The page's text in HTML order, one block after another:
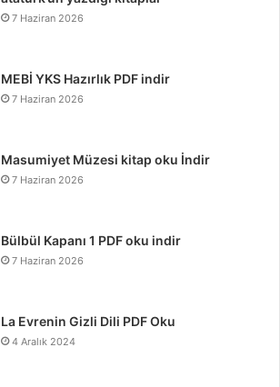
7 Haziran 2026
MEBİ YKS Hazırlık PDF indir
7 Haziran 2026
Masumiyet Müzesi kitap oku İndir
7 Haziran 2026
Bülbül Kapanı 1 PDF oku indir
7 Haziran 2026
La Evrenin Gizli Dili PDF Oku
4 Aralık 2024